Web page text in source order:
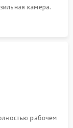
камера.
рабочем